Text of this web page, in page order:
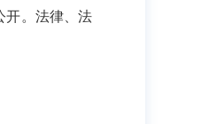
开。法律、法